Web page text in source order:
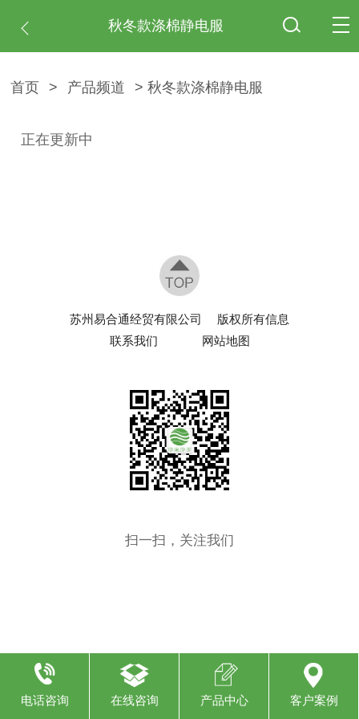
秋冬款涤棉静电服
首页 > 产品频道 > 秋冬款涤棉静电服
正在更新中
苏州易合通经贸有限公司
版权所有信息
联系我们
网站地图
扫一扫，关注我们
电话咨询 在线咨询 产品中心 客户案例